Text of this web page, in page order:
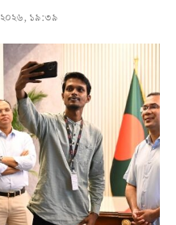
১৯:৩৯